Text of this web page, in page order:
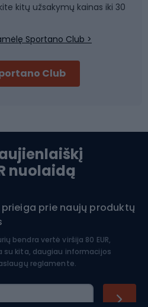
kitų užsakymų kainas iki 30
Sportano Club >
Club
nuolaidą
prie naujų produktų
bendra vertė viršija 80 EUR,
su kita, daugiau informacijos
reglamente.